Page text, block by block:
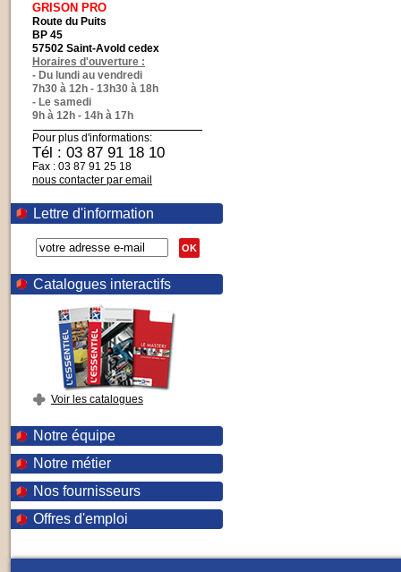
GRISON PRO
Route du Puits
BP 45
57502 Saint-Avold cedex
Horaires d'ouverture :
- Du lundi au vendredi
7h30 à 12h - 13h30 à 18h
- Le samedi
9h à 12h - 14h à 17h
Pour plus d'informations:
Tél : 03 87 91 18 10
Fax : 03 87 91 25 18
nous contacter par email
Lettre d'information
OK
Catalogues interactifs
Voir les catalogues
Notre équipe
Notre métier
Nos fournisseurs
Offres d'emploi